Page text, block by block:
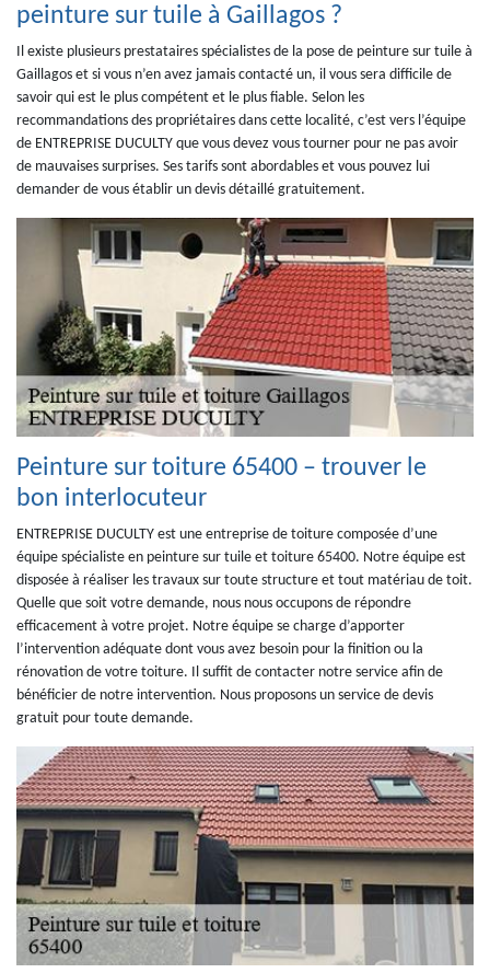
peinture sur tuile à Gaillagos ?
Il existe plusieurs prestataires spécialistes de la pose de peinture sur tuile à
Gaillagos et si vous n’en avez jamais contacté un, il vous sera difficile de
savoir qui est le plus compétent et le plus fiable. Selon les
recommandations des propriétaires dans cette localité, c’est vers l’équipe
de ENTREPRISE DUCULTY que vous devez vous tourner pour ne pas avoir
de mauvaises surprises. Ses tarifs sont abordables et vous pouvez lui
demander de vous établir un devis détaillé gratuitement.
Peinture sur toiture 65400 – trouver le
bon interlocuteur
ENTREPRISE DUCULTY est une entreprise de toiture composée d’une
équipe spécialiste en peinture sur tuile et toiture 65400. Notre équipe est
disposée à réaliser les travaux sur toute structure et tout matériau de toit.
Quelle que soit votre demande, nous nous occupons de répondre
efficacement à votre projet. Notre équipe se charge d’apporter
l’intervention adéquate dont vous avez besoin pour la finition ou la
rénovation de votre toiture. Il suffit de contacter notre service afin de
bénéficier de notre intervention. Nous proposons un service de devis
gratuit pour toute demande.